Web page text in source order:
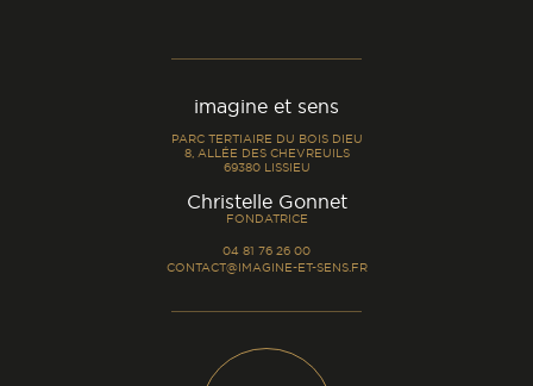
imagine et sens
PARC TERTIAIRE DU BOIS DIEU
8, ALLÉE DES CHEVREUILS
69380 LISSIEU
Christelle Gonnet-
FONDATRICE
04 81 76 26 00
CONTACT@IMAGINE-ET-SENS.FR